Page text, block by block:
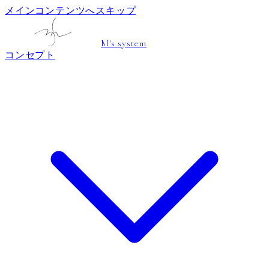
メインコンテンツへスキップ
M's system
コンセプト